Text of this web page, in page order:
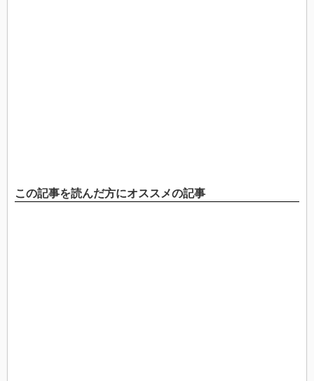
この記事を読んだ方にオススメの記事